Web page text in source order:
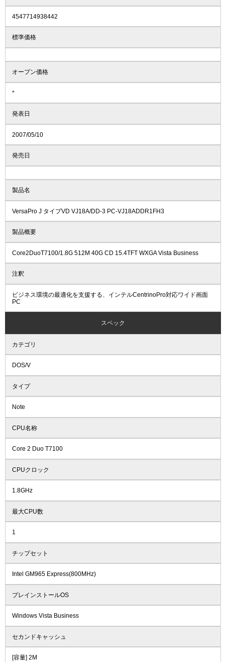
4547714938442
標準価格
オープン価格
*
発表日
2007/05/10
発売日
製品名
VersaPro J タイプVD VJ18A/DD-3 PC-VJ18ADDR1FH3
製品概要
Core2DuoT7100/1.8G 512M 40G CD 15.4TFT WXGA Vista Business
注釈
ビジネス環境の最適化を支援する、インテルCentrinoPro対応ワイド画面
PC
スペック
カテゴリ
DOS/V
タイプ
Note
CPU名称
Core 2 Duo T7100
CPUクロック
1.8GHz
最大CPU数
1
チップセット
Intel GM965 Express(800MHz)
プレインストールOS
Windows Vista Business
セカンドキャッシュ
[容量] 2M